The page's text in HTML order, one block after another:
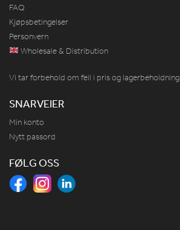
FAQ
Kjøpsbetingelser
Personvern
Wholesale & Distribution
Vi tar forbehold om feil i pris og lagerbeholdning
SNARVEIER
Min konto
Nytt passord
FØLG OSS